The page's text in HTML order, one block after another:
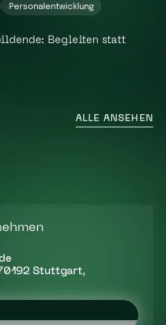
Personalentwicklung
Begleiten statt
ALLE ANSEHEN
Stuttgart,